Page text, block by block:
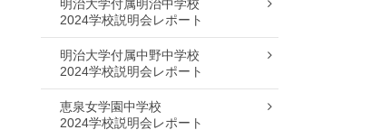
明治大学付属明治中学校
2024学校説明会レポート
明治大学付属中野中学校
2024学校説明会レポート
恵泉女学園中学校
2024学校説明会レポート